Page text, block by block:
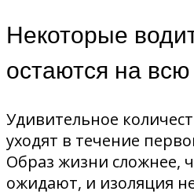
Некоторые
остаются на
Удивительное
уходят в течение
Образ жизни сложнее,
ожидают, и изоляция